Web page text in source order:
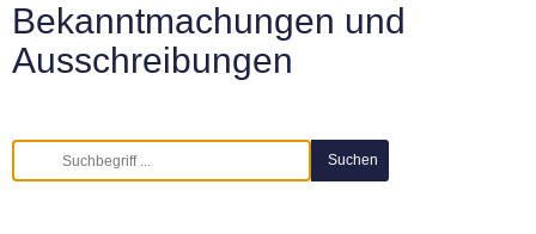
Bekanntmachungen und
Ausschreibungen